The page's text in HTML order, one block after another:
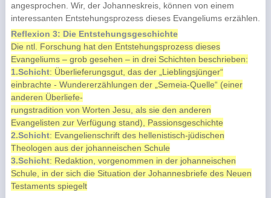
angesprochen. Wir, der Johanneskreis, können von einem
interessanten Entstehungsprozess dieses Evangeliums erzählen.
Reflexion 3: Die Entstehungsgeschichte
Die ntl. Forschung hat den Entstehungsprozess dieses
Evangeliums – grob gesehen – in drei Schichten beschrieben:
1.Schicht: Überlieferungsgut, das der „Lieblingsjünger“
einbrachte - Wundererzählungen der „Semeia-Quelle“ (einer
anderen Überliefe-
rungstradition von Worten Jesu, als sie den anderen
Evangelisten zur Verfügung stand), Passionsgeschichte
2.Schicht: Evangelienschrift des hellenistisch-jüdischen
Theologen aus der johanneischen Schule
3.Schicht: Redaktion, vorgenommen in der johanneischen
Schule, in der sich die Situation der Johannesbriefe des Neuen
Testaments spiegelt